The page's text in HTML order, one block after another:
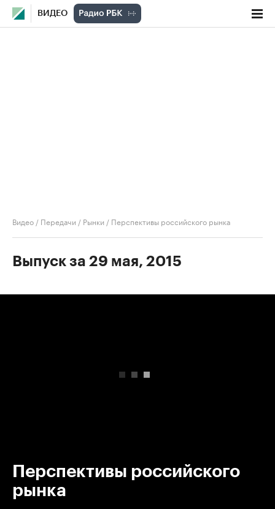
ВИДЕО
Видео / Передачи / Рынки / Перспективы российского рынка
Выпуск за 29 мая, 2015
Перспективы российского
рынка